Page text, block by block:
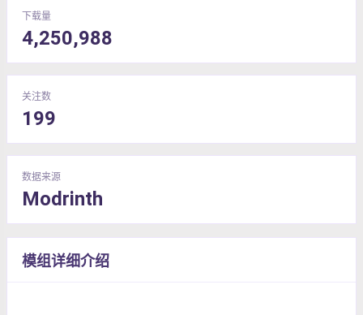
下载量
4,250,988
关注数
199
数据来源
Modrinth
模组详细介绍